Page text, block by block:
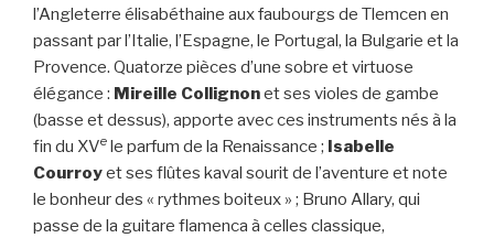
l’Angleterre élisabéthaine aux faubourgs de Tlemcen en
passant par l’Italie, l’Espagne, le Portugal, la Bulgarie et la
Provence. Quatorze pièces d’une sobre et virtuose
élégance : Mireille Collignonet ses violes de gambe
(basse et dessus), apporte avec ces instruments nés à la
fin du XVe le parfum de la Renaissance ; Isabelle
Courroyet ses flûtes kaval sourit de l’aventure et note
le bonheur des « rythmes boiteux » ; Bruno Allary, qui
passe de la guitare flamenca à celles classique,